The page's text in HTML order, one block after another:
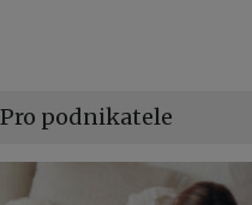
Pro podnikatele